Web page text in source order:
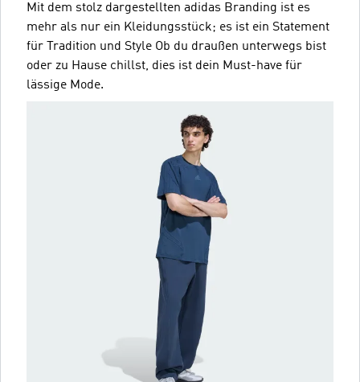
Mit dem stolz dargestellten adidas Branding ist es
mehr als nur ein Kleidungsstück; es ist ein Statement
für Tradition und Style Ob du draußen unterwegs bist
oder zu Hause chillst, dies ist dein Must-have für
lässige Mode.